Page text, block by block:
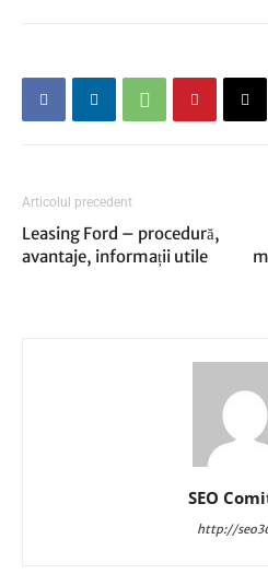
Articolul precedent
Leasing Ford – procedură,
avantaje, informații utile
SEO
http://